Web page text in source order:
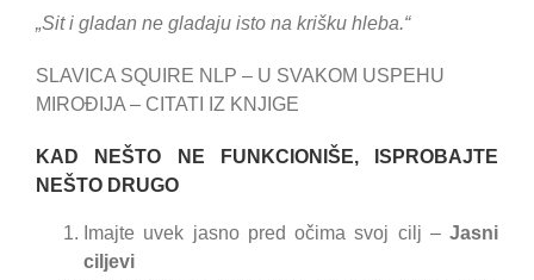
„Sit i gladan ne gladaju isto na krišku hleba.“
SLAVICA SQUIRE NLP – U SVAKOM USPEHU
MIROĐIJA – CITATI IZ KNJIGE
KAD NEŠTO NE FUNKCIONIŠE, ISPROBAJTE
NEŠTO DRUGO
Imajte uvek jasno pred očima svoj cilj – Jasni
ciljevi